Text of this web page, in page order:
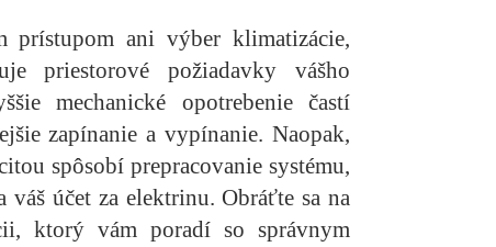
prístupom ani výber klimatizácie,
priestorové požiadavky vášho
mechanické opotrebenie častí
zapínanie a vypínanie. Naopak,
spôsobí prepracovanie systému,
účet za elektrinu. Obráťte sa na
ktorý vám poradí so správnym